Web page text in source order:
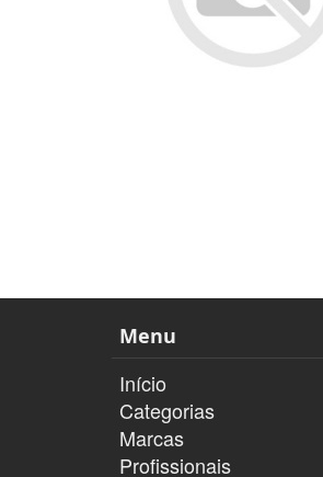
Menu
Início
Categorias
Marcas
Profissionais